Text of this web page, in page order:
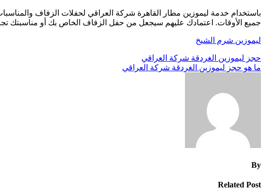
باستخدام خدمة ليموزين مطار القاهرة شركة العراقي لحفلات الزفاف
جميع الأوقات. اعتمادك عليهم سيجعل من حفل الزفاف الخاص بك أو مناسبتك
ليموزين شرم الشيخ
تصفّح
المقالات
حجز ليموزين الغردقة شركة العراقي
ما هو حجز ليموزين الغردقة شركة العراقي
By
Related Post